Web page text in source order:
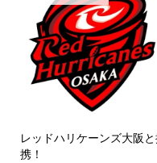
レッドハリケーンズ大阪
携！